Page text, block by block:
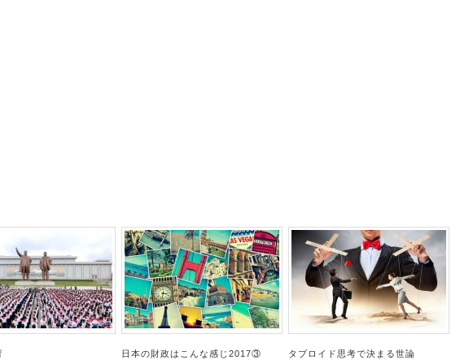
日本の財政はこんな感じ2017③ タブロイド思考で決まる世論